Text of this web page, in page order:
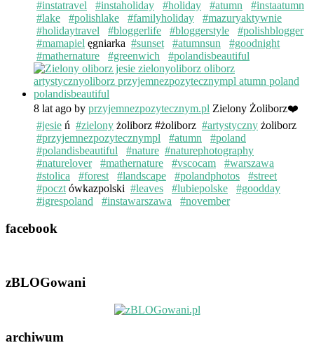
#instatravel #instaholiday #holiday #atumn
#instaatumn
#lake
#polishlake #familyholiday
#mazuryaktywnie
#holidaytravel
#bloggerlife #bloggerstyle
#polishblogger
#mamapiel ęgniarka #sunset #atumnsun
#goodnight
#mathernature
#greenwich #polandisbeautiful
8 lat ago by przyjemnezpozytecznym.pl Zielony Żoliborz❤️
#jesie ń #zielony żoliborz #żoliborz #artystyczny żoliborz
#przyjemnezpozytecznympl
#atumn
#poland
#polandisbeautiful
#nature #naturephotography
#naturelover
#mathernature #vscocam
#warszawa
#stolica
#forest #landscape #polandphotos
#street
#poczt ówkazpolski #leaves #lubiepolske
#goodday
#igrespoland
#instawarszawa #november
facebook
zBLOGowani
archiwum